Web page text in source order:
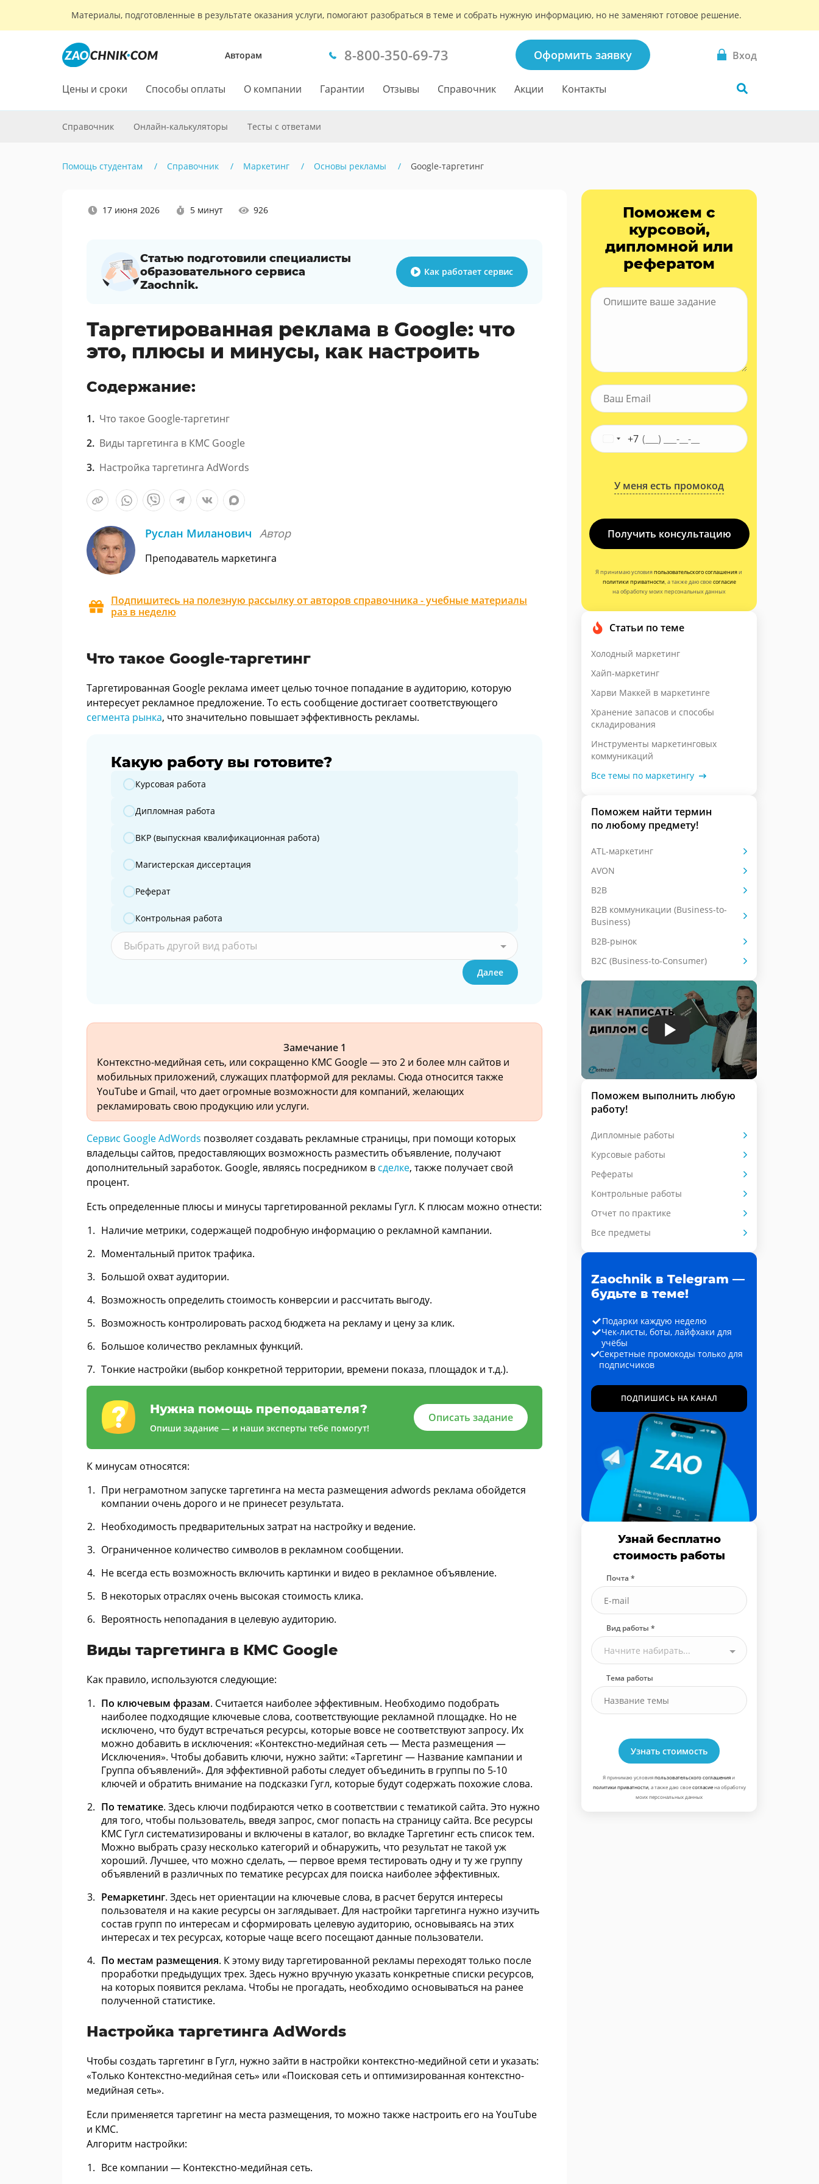
Материалы, подготовленные в результате оказания услуги, помогают разобраться в теме и собрать нужную информацию, но не заменяют готовое решение.
Авторам 8-800-350-69-73 Оформить заявку Вход
Цены и сроки Способы оплаты О компании Гарантии Отзывы Справочник Акции Контакты
Справочник Онлайн-калькуляторы Тесты с ответами
Помощь студентам Справочник Маркетинг Основы рекламы Google-таргетинг
17 июня 2026 5 минут 926
Статью подготовили специалисты
образовательного сервиса
Zaochnik.
Как работает сервис
Таргетированная реклама в Google: что
это, плюсы и минусы, как настроить
Содержание:
Что такое Google-таргетинг
Виды таргетинга в КМС Google
Настройка таргетинга AdWords
Руслан Миланович Автор
Преподаватель маркетинга
Подпишитесь на полезную рассылку от авторов справочника - учебные материалы
раз в неделю
Что такое Google-таргетинг
Таргетированная Google реклама имеет целью точное попадание в аудиторию, которую
интересует рекламное предложение. То есть сообщение достигает соответствующего
сегмента рынка, что значительно повышает эффективность рекламы.
Какую работу вы готовите?
Какую работу вы готовите?
Курсовая работа
Дипломная работа
ВКР (выпускная квалификационная работа)
Магистерская диссертация
Реферат
Контрольная работа
Выбрать другой вид работы
Далее
Замечание 1
Контекстно-медийная сеть, или сокращенно КМС Google — это 2 и более млн сайтов и
мобильных приложений, служащих платформой для рекламы. Сюда относится также
YouTube и Gmail, что дает огромные возможности для компаний, желающих
рекламировать свою продукцию или услуги.
Сервис Google AdWords позволяет создавать рекламные страницы, при помощи которых
владельцы сайтов, предоставляющих возможность разместить объявление, получают
дополнительный заработок. Google, являясь посредником в сделке, также получает свой
процент.
Есть определенные плюсы и минусы таргетированной рекламы Гугл. К плюсам можно отнести:
Наличие метрики, содержащей подробную информацию о рекламной кампании.
Моментальный приток трафика.
Большой охват аудитории.
Возможность определить стоимость конверсии и рассчитать выгоду.
Возможность контролировать расход бюджета на рекламу и цену за клик.
Большое количество рекламных функций.
Тонкие настройки (выбор конкретной территории, времени показа, площадок и т.д.).
Нужна помощь преподавателя?
Опиши задание — и наши эксперты тебе помогут!
Описать задание
К минусам относятся:
При неграмотном запуске таргетинга на места размещения adwords реклама обойдется
компании очень дорого и не принесет результата.
Необходимость предварительных затрат на настройку и ведение.
Ограниченное количество символов в рекламном сообщении.
Не всегда есть возможность включить картинки и видео в рекламное объявление.
В некоторых отраслях очень высокая стоимость клика.
Вероятность непопадания в целевую аудиторию.
Виды таргетинга в КМС Google
Как правило, используются следующие:
По ключевым фразам. Считается наиболее эффективным. Необходимо подобрать
наиболее подходящие ключевые слова, соответствующие рекламной площадке. Но не
исключено, что будут встречаться ресурсы, которые вовсе не соответствуют запросу. Их
можно добавить в исключения: «Контекстно-медийная сеть — Места размещения —
Исключения». Чтобы добавить ключи, нужно зайти: «Таргетинг — Название кампании и
Группа объявлений». Для эффективной работы следует объединить в группы по 5-10
ключей и обратить внимание на подсказки Гугл, которые будут содержать похожие слова.
По тематике. Здесь ключи подбираются четко в соответствии с тематикой сайта. Это нужно
для того, чтобы пользователь, введя запрос, смог попасть на страницу сайта. Все ресурсы
КМС Гугл систематизированы и включены в каталог, во вкладке Таргетинг есть список тем.
Можно выбрать сразу несколько категорий и обнаружить, что результат не такой уж
хороший. Лучшее, что можно сделать, — первое время тестировать одну и ту же группу
объявлений в различных по тематике ресурсах для поиска наиболее эффективных.
Ремаркетинг. Здесь нет ориентации на ключевые слова, в расчет берутся интересы
пользователя и на какие ресурсы он заглядывает. Для настройки таргетинга нужно изучить
состав групп по интересам и сформировать целевую аудиторию, основываясь на этих
интересах и тех ресурсах, которые чаще всего посещают данные пользователи.
По местам размещения. К этому виду таргетированной рекламы переходят только после
проработки предыдущих трех. Здесь нужно вручную указать конкретные списки ресурсов,
на которых появится реклама. Чтобы не прогадать, необходимо основываться на ранее
полученной статистике.
Настройка таргетинга AdWords
Чтобы создать таргетинг в Гугл, нужно зайти в настройки контекстно-медийной сети и указать:
«Только Контекстно-медийная сеть» или «Поисковая сеть и оптимизированная контекстно-
медийная сеть».
Если применяется таргетинг на места размещения, то можно также настроить его на YouTube
и КМС.
Алгоритм настройки:
Все компании — Контекстно-медийная сеть.
Поможем с
курсовой,
дипломной или
рефератом
+7
У меня есть промокод
Получить консультацию
Я принимаю условияпользовательского соглашенияи
политики приватности, а также даю своесогласие
на обработку моих персональных данных
Статьи по теме
Холодный маркетинг
Хайп-маркетинг
Харви Маккей в маркетинге
Хранение запасов и способы
складирования
Инструменты маркетинговых
коммуникаций
Все темы по маркетингу
Поможем найти термин
по любому предмету!
ATL-маркетинг
AVON
B2B
B2B коммуникации (Business-to-
Business)
B2B-рынок
B2C (Business-to-Consumer)
Поможем выполнить любую
работу!
Дипломные работы
Курсовые работы
Рефераты
Контрольные работы
Отчет по практике
Все предметы
Zaochnik в Telegram —
будьте в теме!
Подарки каждую неделю
Чек-листы, боты, лайфхаки для
учёбы
Секретные промокоды только для
подписчиков
ПОДПИШИСЬ НА КАНАЛ
Узнай бесплатно
стоимость работы
Почта *
Вид работы *
Начните набирать...
Тема работы
Узнать стоимость
Я принимаю условияпользовательского соглашенияи
политики приватности, а также даю своесогласиена обработку
моих персональных данных